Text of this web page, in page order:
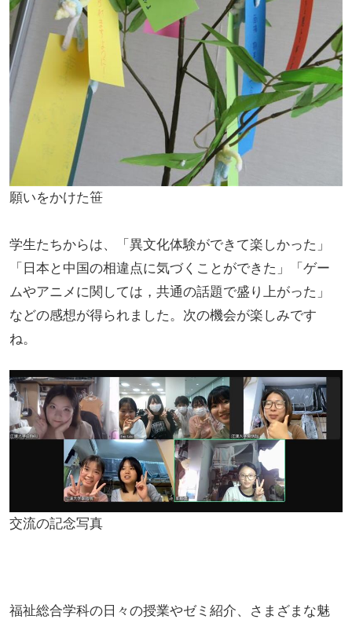
願いをかけた笹
学生たちからは、「異文化体験ができて楽しかった」
「日本と中国の相違点に気づくことができた」「ゲー
ムやアニメに関しては，共通の話題で盛り上がった」
などの感想が得られました。次の機会が楽しみです
ね。
交流の記念写真
福祉総合学科の日々の授業やゼミ紹介、さまざまな魅